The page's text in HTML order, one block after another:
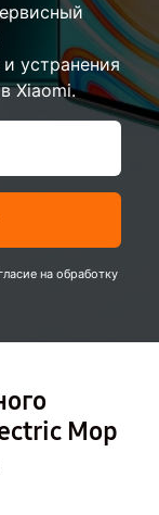
устранения
Xiaomi.
на обработку
Mop